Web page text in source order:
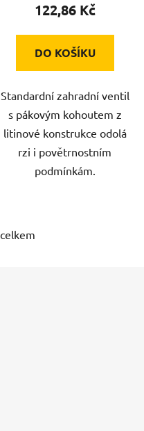
122,86 Kč
DO KOŠÍKU
Standardní zahradní ventil
s pákovým kohoutem z
litinové konstrukce odolá
rzi i povětrnostním
podmínkám.